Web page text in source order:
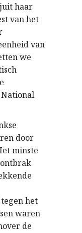
haar
van het
van
we
door
minste
het
waren
de